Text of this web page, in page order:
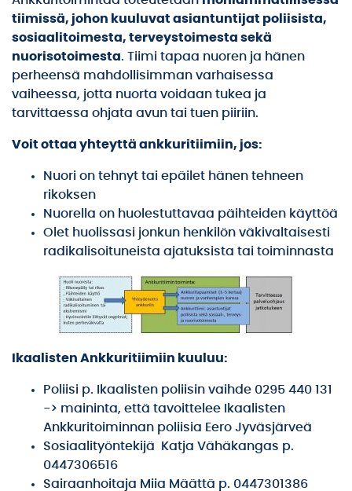
tiimissä, johon kuuluvat asiantuntijat poliisista,
sosiaalitoimesta, terveystoimesta sekä
nuorisotoimesta. Tiimi tapaa nuoren ja hänen
perheensä mahdollisimman varhaisessa
vaiheessa, jotta nuorta voidaan tukea ja
tarvittaessa ohjata avun tai tuen piiriin.
Voit ottaa yhteyttä ankkuritiimiin, jos:
Nuori on tehnyt tai epäilet hänen tehneen
rikoksen
Nuorella on huolestuttavaa päihteiden käyttöä
Olet huolissasi jonkun henkilön väkivaltaisesti
radikalisoituneista ajatuksista tai toiminnasta
Ikaalisten Ankkuritiimiin kuuluu:
Poliisi p. Ikaalisten poliisin vaihde 0295 440 131
-> maininta, että tavoittelee Ikaalisten
Ankkuritoiminnan poliisia Eero Jyväsjärveä
Sosiaalityöntekijä Katja Vähäkangas p.
0447306516
Sairaanhoitaja Miia Määttä p. 0447301386